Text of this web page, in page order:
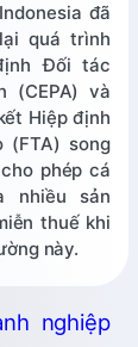
đã
quá trình
Đối tác
(CEPA) và
Hiệp định
(FTA) song
phép cá
nhiều sản
thuế khi
này.
nghiệp